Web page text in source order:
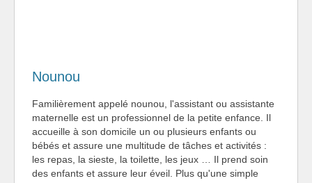
Nounou
Familièrement appelé nounou, l'assistant ou assistante
maternelle est un professionnel de la petite enfance. Il
accueille à son domicile un ou plusieurs enfants ou
bébés et assure une multitude de tâches et activités :
les repas, la sieste, la toilette, les jeux … Il prend soin
des enfants et assure leur éveil. Plus qu'une simple